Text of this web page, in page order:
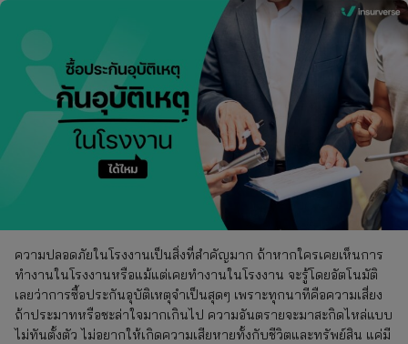
ความปลอดภัยในโรงงานเป็นสิ่งที่สำคัญมาก ถ้าหากใครเคยเห็นการ
ทำงานในโรงงานหรือแม้แต่เคยทำงานในโรงงาน จะรู้โดยอัตโนมัติ
เลยว่าการซื้อประกันอุบัติเหตุจำเป็นสุดๆ เพราะทุกนาทีคือความเสี่ยง
ถ้าประมาทหรือชะล่าใจมากเกินไป ความอันตรายจะมาสะกิดไหล่แบบ
ไม่ทันตั้งตัว ไม่อยากให้เกิดความเสียหายทั้งกับชีวิตและทรัพย์สิน แค่มี